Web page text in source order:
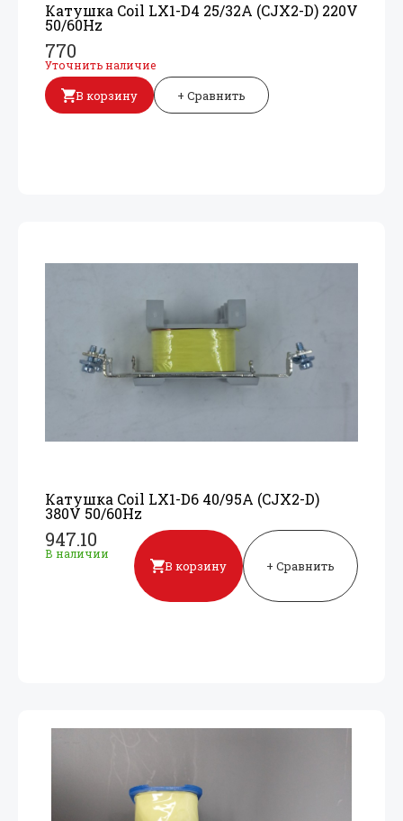
Катушка Coil LX1-D4 25/32A (CJX2-D) 220V
50/60Hz
770
Уточнить наличие
В корзину + Сравнить
Катушка Coil LX1-D6 40/95A (CJX2-D)
380V 50/60Hz
947.10
В наличии
В корзину + Сравнить